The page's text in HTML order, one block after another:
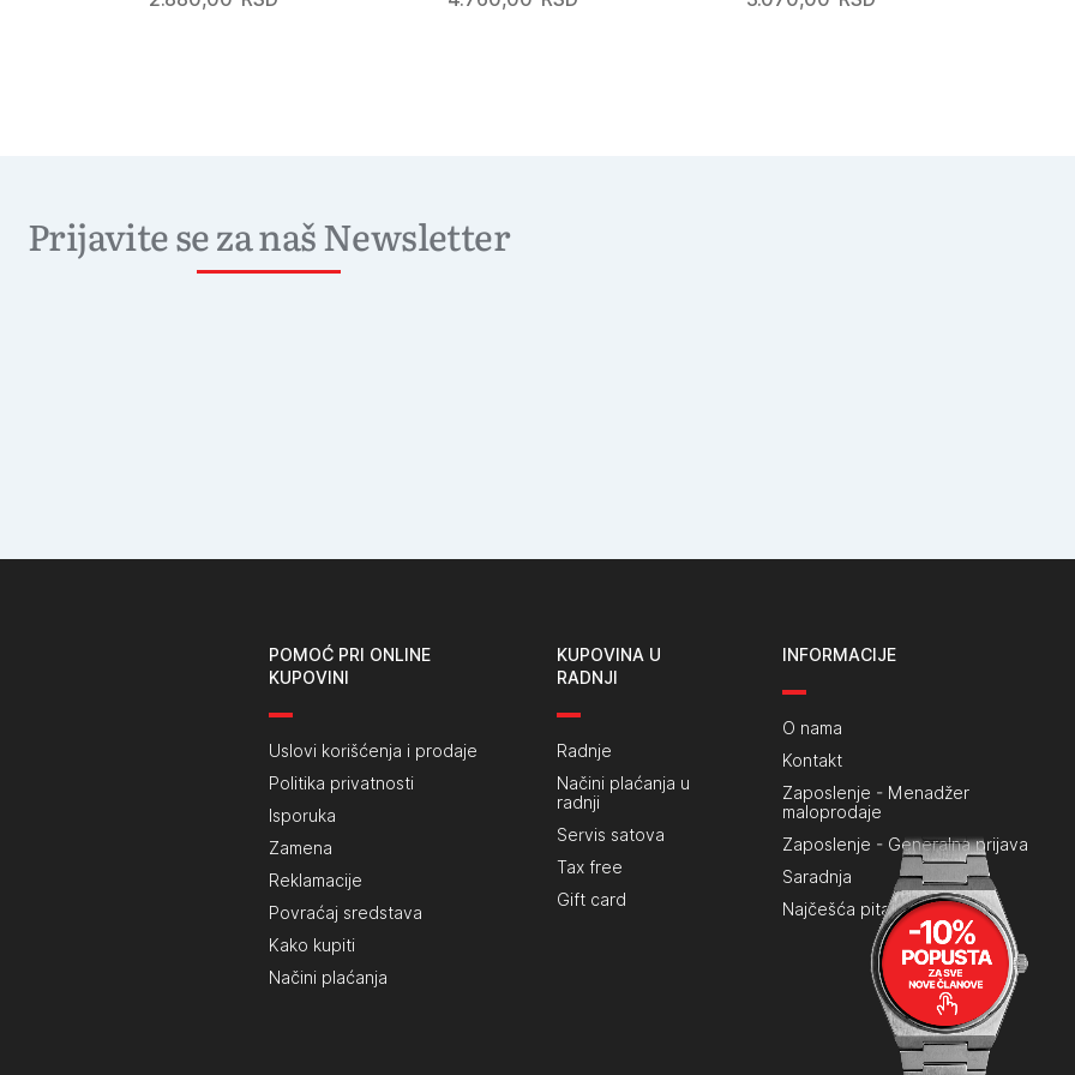
Prijavite se za naš Newsletter
POMOĆ PRI ONLINE
KUPOVINI
Uslovi korišćenja i prodaje
Politika privatnosti
Isporuka
Zamena
Reklamacije
Povraćaj sredstava
Kako kupiti
Načini plaćanja
KUPOVINA U
RADNJI
Radnje
Načini plaćanja u
radnji
Servis satova
Tax free
Gift card
INFORMACIJE
O nama
Kontakt
Zaposlenje - Menadžer
maloprodaje
Zaposlenje - Generalna prijava
Saradnja
Najčešća pitanja